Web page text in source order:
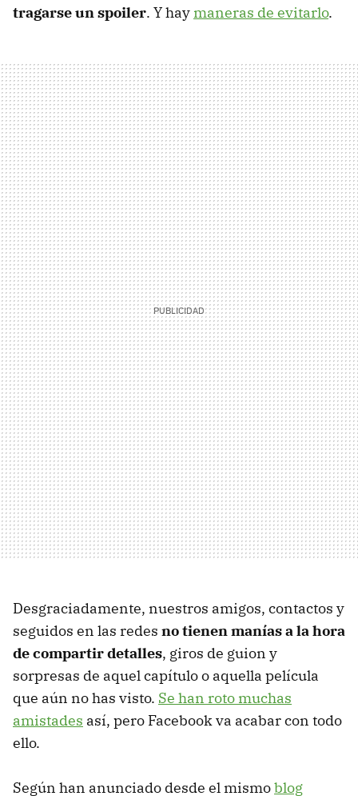
tragarse un spoiler. Y hay maneras de evitarlo.
Desgraciadamente, nuestros amigos, contactos y
seguidos en las redes no tienen manías a la hora
de compartir detalles, giros de guion y
sorpresas de aquel capítulo o aquella película
que aún no has visto. Se han roto muchas
amistades así, pero Facebook va acabar con todo
ello.
Según han anunciado desde el mismoblog